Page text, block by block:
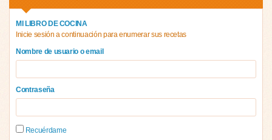
MI LIBRO DE COCINA
Inicie sesión a continuación para enumerar sus recetas
Nombre de usuario o email
Contraseña
Recuérdame